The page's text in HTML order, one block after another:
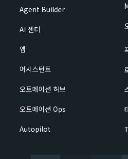
Agent Builder
AI 센터
앱
어시스턴트
오토메이션 허브
오토메이션 Ops
Autopilot